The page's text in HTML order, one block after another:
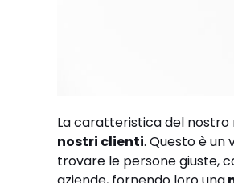
La caratteristica del
nostri clienti. Questo è
trovare le persone giuste,